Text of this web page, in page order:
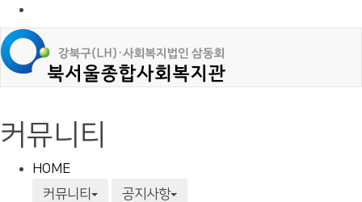
커뮤니티
HOME
커뮤니티
공지사항